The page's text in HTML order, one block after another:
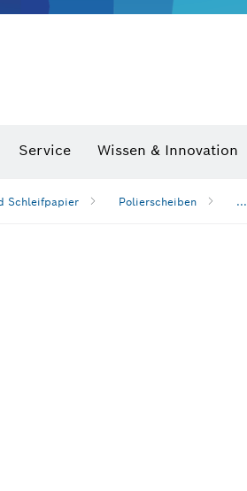
Service Wissen & Innovation
Schleifpapier Polierscheiben ...